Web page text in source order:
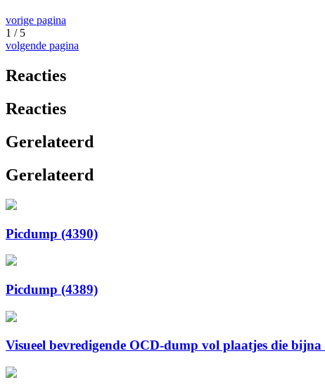
vorige pagina
1 / 5
volgende pagina
Reacties
Reacties
Gerelateerd
Gerelateerd
Picdump (4390)
Picdump (4389)
Visueel bevredigende OCD-dump vol plaatjes die